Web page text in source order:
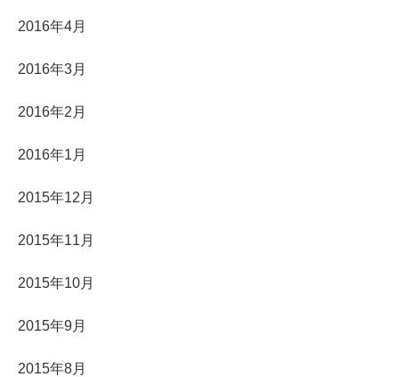
2016年4月
2016年3月
2016年2月
2016年1月
2015年12月
2015年11月
2015年10月
2015年9月
2015年8月